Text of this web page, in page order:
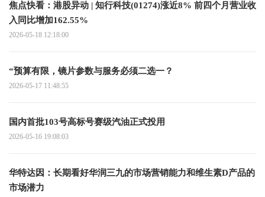
焦点快看：港股异动 | 知行科技(01274)涨近8% 前四个月营业收
入同比增加162.55%
2026-05-18 12:18:00
“预算有限，镜片参数与服务必须二选一？
2026-05-17 11:48:55
国内首批103号高标号赛级汽油正式投用
2026-05-16 19:08:03
华特达因：长期看好华润三九的市场营销能力和维生素D产品的
市场潜力